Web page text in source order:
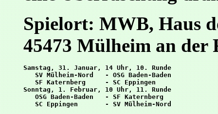
Spielort: MWB, Haus
45473 Mülheim an der
Samstag, 31. Januar, 14 Uhr, 10. Runde
   SV Mülheim-Nord   - OSG Baden-Baden
   SF Katernberg     - SC Eppingen
Sonntag, 1. Februar, 10 Uhr, 11. Runde
   OSG Baden-Baden   - SF Katernberg